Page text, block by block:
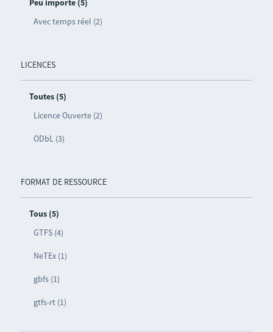
Peu importe (5)
Avec temps réel (2)
LICENCES
Toutes (5)
Licence Ouverte (2)
ODbL (3)
FORMAT DE RESSOURCE
Tous (5)
GTFS (4)
NeTEx (1)
gbfs (1)
gtfs-rt (1)